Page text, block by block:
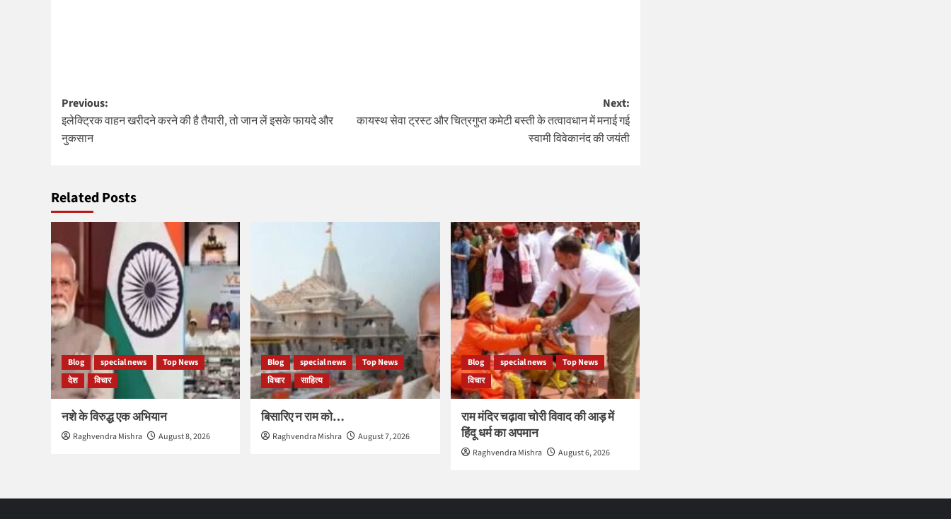
Post
navigation
Previous:
इलेक्ट्रिक वाहन खरीदने करने की है तैयारी, तो जान लें इसके फायदे और
नुकसान
Next:
कायस्थ सेवा ट्रस्ट और चित्रगुप्त कमेटी बस्ती के तत्वावधान में मनाई गई
स्वामी विवेकानंद की जयंती
Related Posts
Blog special news
Top News
देश
विचार
नशे के विरुद्ध एक अभियान
Raghvendra Mishra August 8, 2026
Blog special news
Top News
विचार
साहित्य
बिसारिए न राम को…
Raghvendra Mishra August 7, 2026
Blog special news
Top News
विचार
राम मंदिर चढ़ावा चोरी विवाद की आड़ में
हिंदू धर्म का अपमान
Raghvendra Mishra August 6, 2026